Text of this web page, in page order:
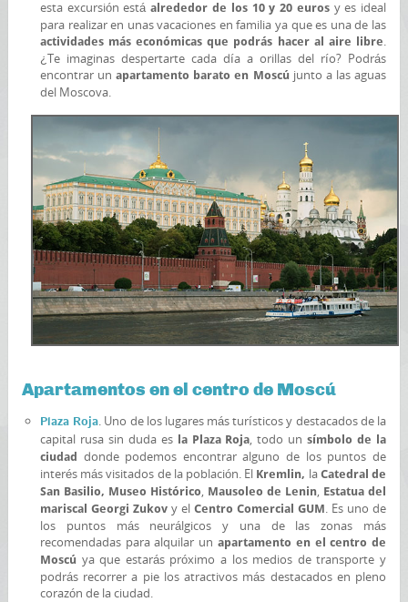
esta excursión estáalrededor de los 10 y 20 eurosy es ideal
para realizar en unas vacaciones en familia ya que es una de las
actividades más económicas que podrás hacer al aire libre.
¿Te imaginas despertarte cada día a orillas del río? Podrás
encontrar unapartamento barato en Moscú junto a las aguas
del Moscova.
Apartamentos en el centro de Moscú
Plaza Roja. Uno de los lugares más turísticos y destacados de la
capital rusa sin duda es la Plaza Roja, todo unsímbolo de la
ciudad donde podemos encontrar alguno de los puntos de
interés más visitados de la población. El Kremlin, la Catedral de
San Basilio, Museo Histórico,Mausoleo de Lenin, Estatua del
mariscal Georgi Zukovy el Centro Comercial GUM. Es uno de
los puntos más neurálgicos y una de las zonas más
recomendadas para alquilar un apartamento en el centro de
Moscú ya que estarás próximo a los medios de transporte y
podrás recorrer a pie los atractivos más destacados en pleno
corazón de la ciudad.